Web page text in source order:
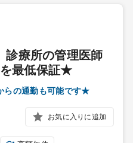
診療所の管理医師
最低保証★
らの通勤も可能です★
お気に入りに追加